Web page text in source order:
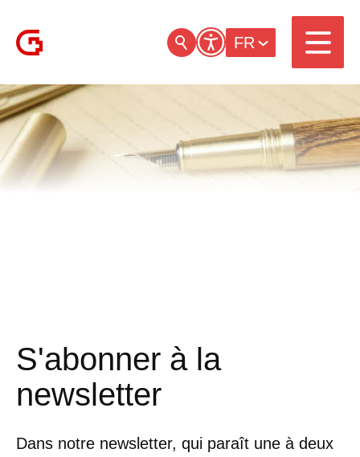
FR
S'abonner à la
newsletter
Dans notre newsletter, qui paraît une à deux